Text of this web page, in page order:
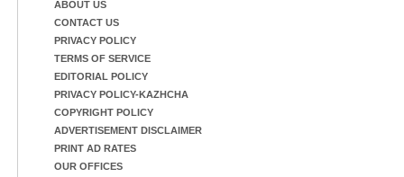
ABOUT US
CONTACT US
PRIVACY POLICY
TERMS OF SERVICE
EDITORIAL POLICY
PRIVACY POLICY-KAZHCHA
COPYRIGHT POLICY
ADVERTISEMENT DISCLAIMER
PRINT AD RATES
OUR OFFICES